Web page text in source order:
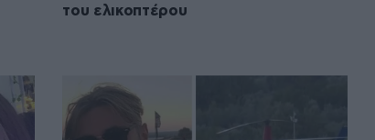
του ελικοπτέρου